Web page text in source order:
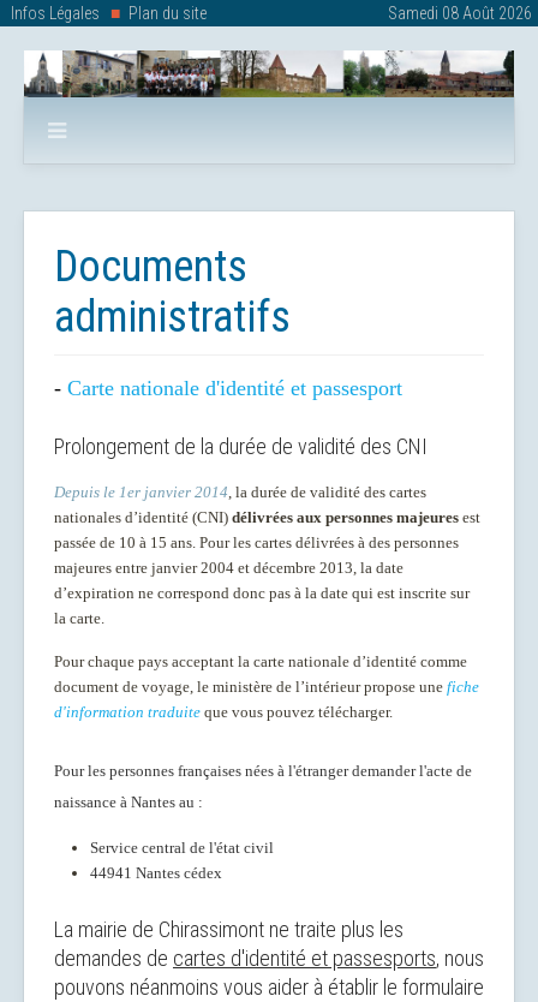
Infos Légales Plan du site Samedi 08 Août 2026
Documents
administratifs
- Carte nationale d'identité et passesport
Prolongement de la durée de validité des CNI
Depuis le 1er janvier 2014, la durée de validité des cartes
nationales d’identité (CNI) délivrées aux personnes majeures est
passée de 10 à 15 ans. Pour les cartes délivrées à des personnes
majeures entre janvier 2004 et décembre 2013, la date
d’expiration ne correspond donc pas à la date qui est inscrite sur
la carte.
Pour chaque pays acceptant la carte nationale d’identité comme
document de voyage, le ministère de l’intérieur propose une fiche
d'information traduite que vous pouvez télécharger.
Pour les personnes françaises nées à l'étranger demander l'acte de
naissance à Nantes au :
Service central de l'état civil
44941 Nantes cédex
La mairie de Chirassimont ne traite plus les
demandes de cartes d'identité et passesports, nous
pouvons néanmoins vous aider à établir le formulaire